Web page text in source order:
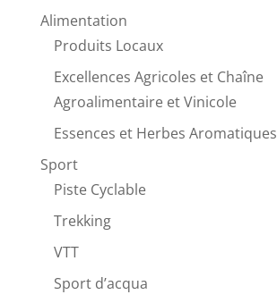
Alimentation
Produits Locaux
Excellences Agricoles et Chaîne
Agroalimentaire et Vinicole
Essences et Herbes Aromatiques
Sport
Piste Cyclable
Trekking
VTT
Sport d’acqua